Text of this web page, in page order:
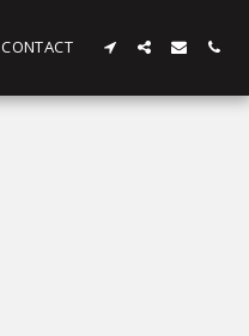
CONTACT